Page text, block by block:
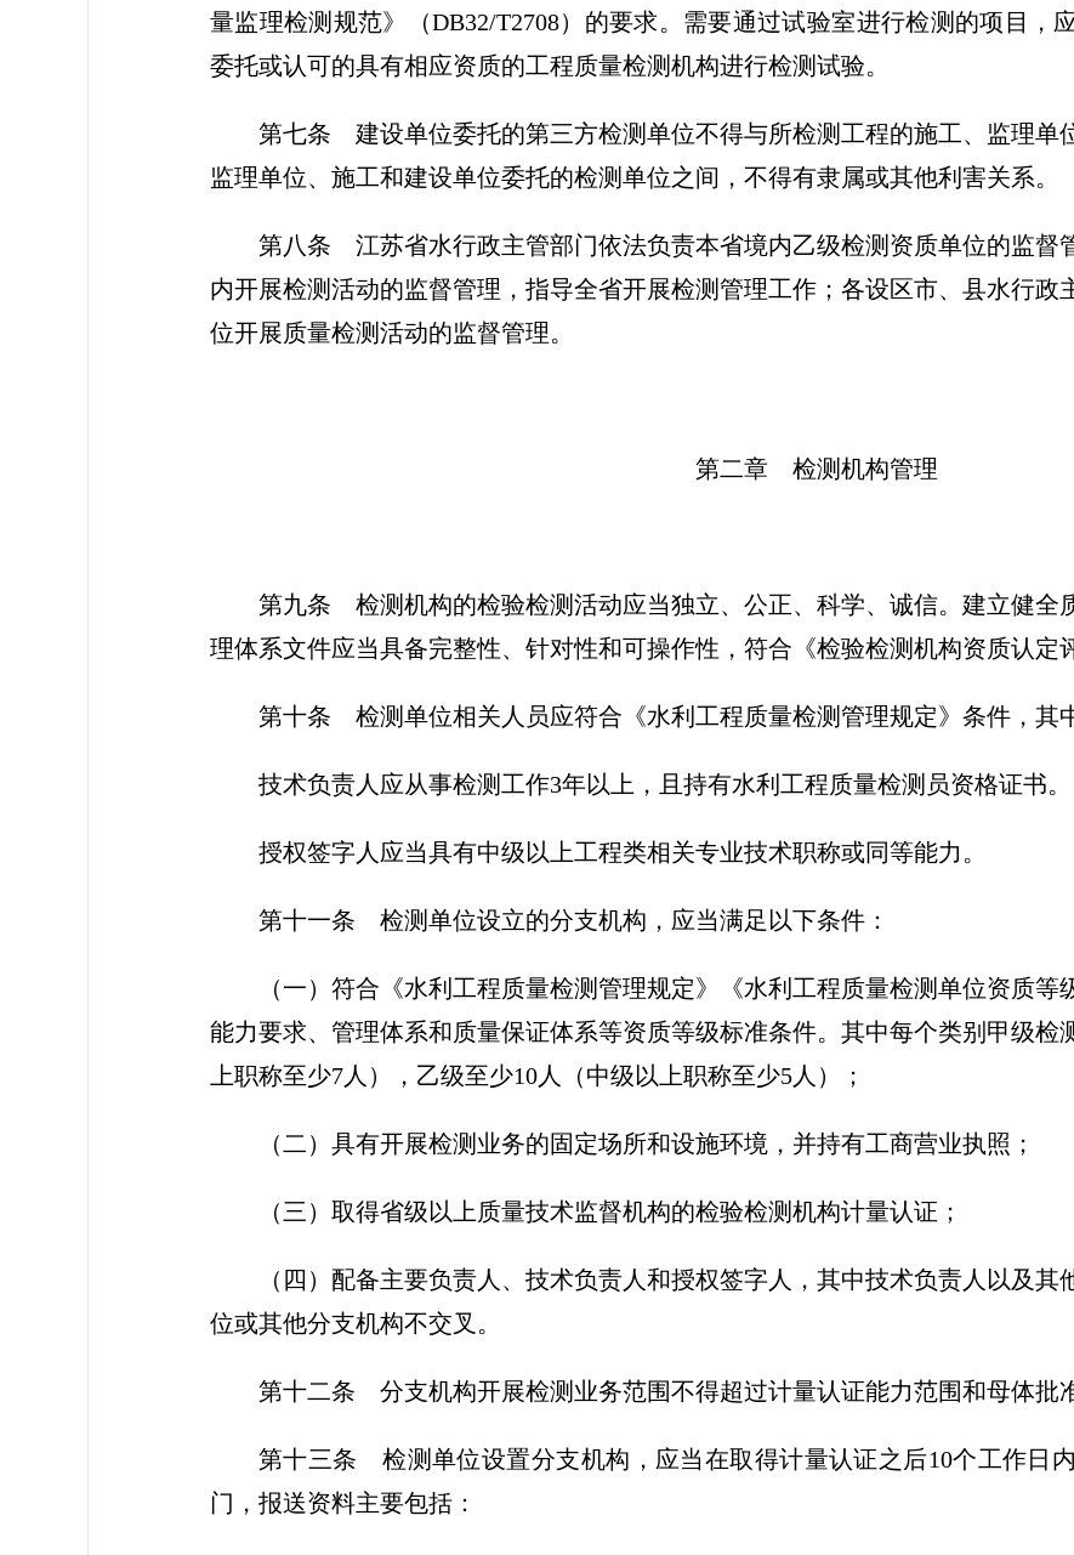
量监理检测规范》（DB32/T2708）的要求。需要通过试验室进行检测的项目，
委托或认可的具有相应资质的工程质量检测机构进行检测试验。
第七条 建设单位委托的第三方检测单位不得与所检测工程的施工、监理单
监理单位、施工和建设单位委托的检测单位之间，不得有隶属或其他利害关系。
第八条 江苏省水行政主管部门依法负责本省境内乙级检测资质单位的监督
内开展检测活动的监督管理，指导全省开展检测管理工作；各设区市、县水行政
位开展质量检测活动的监督管理。
第二章 检测机构管理
第九条 检测机构的检验检测活动应当独立、公正、科学、诚信。建立健全
理体系文件应当具备完整性、针对性和可操作性，符合《检验检测机构资质认定
第十条 检测单位相关人员应符合《水利工程质量检测管理规定》条件，其
技术负责人应从事检测工作3年以上，且持有水利工程质量检测员资格证书。
授权签字人应当具有中级以上工程类相关专业技术职称或同等能力。
第十一条 检测单位设立的分支机构，应当满足以下条件：
（一）符合《水利工程质量检测管理规定》《水利工程质量检测单位资质等
能力要求、管理体系和质量保证体系等资质等级标准条件。其中每个类别甲级检
上职称至少7人），乙级至少10人（中级以上职称至少5人）；
（二）具有开展检测业务的固定场所和设施环境，并持有工商营业执照；
（三）取得省级以上质量技术监督机构的检验检测机构计量认证；
（四）配备主要负责人、技术负责人和授权签字人，其中技术负责人以及
位或其他分支机构不交叉。
第十二条 分支机构开展检测业务范围不得超过计量认证能力范围和母体批
第十三条 检测单位设置分支机构，应当在取得计量认证之后10个工作日
门，报送资料主要包括：